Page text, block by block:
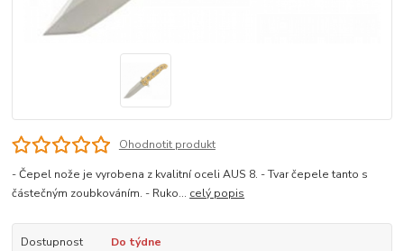
Ohodnotit produkt
- Čepel nože je vyrobena z kvalitní oceli AUS 8. - Tvar čepele tanto s
částečným zoubkováním. - Ruko... celý popis
Dostupnost Do týdne